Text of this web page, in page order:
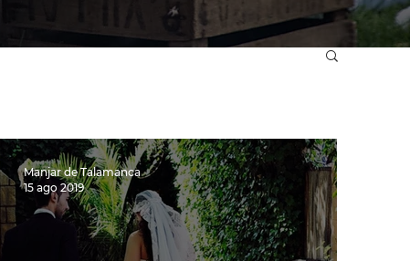
Manjar de Talamanca
15 ago 2019